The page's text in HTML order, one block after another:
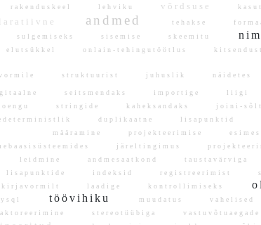
rakenduskeel
lehviku võrdsuse
andmed tehakse
sulgemiseks
sisemise skeemitu
elutsükkel
onlain-tehingutöötlus
struktuurist juhuslik näidetes
seitsmendaks importige liigi
stringide kaheksandaks joini-
duplikaatne lisapunktid
määramine
projekteerimise
järeltingimus
leidmine
andmesaatkond taustavärviga
lisapunktide
indeksid registreerimist
laadige kontrollimiseks
töövihiku muudatus
stereotüübiga